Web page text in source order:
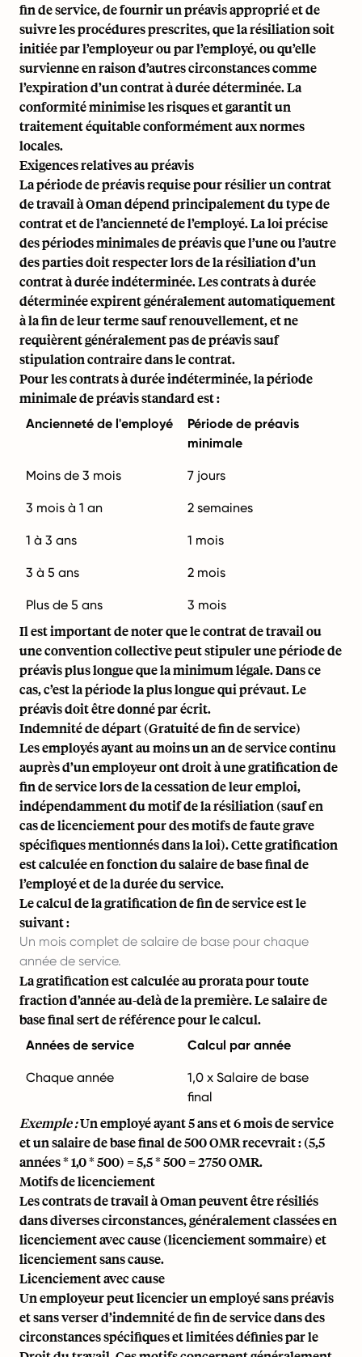
fin de service, de fournir un préavis approprié et de
suivre les procédures prescrites, que la résiliation soit
initiée par l’employeur ou par l’employé, ou qu’elle
survienne en raison d’autres circonstances comme
l’expiration d’un contrat à durée déterminée. La
conformité minimise les risques et garantit un
traitement équitable conformément aux normes
locales.
Exigences relatives au préavis
La période de préavis requise pour résilier un contrat
de travail à Oman dépend principalement du type de
contrat et de l’ancienneté de l’employé. La loi précise
des périodes minimales de préavis que l’une ou l’autre
des parties doit respecter lors de la résiliation d’un
contrat à durée indéterminée. Les contrats à durée
déterminée expirent généralement automatiquement
à la fin de leur terme sauf renouvellement, et ne
requièrent généralement pas de préavis sauf
stipulation contraire dans le contrat.
Pour les contrats à durée indéterminée, la période
minimale de préavis standard est :
Ancienneté de l'employé
Période de préavis
minimale
Moins de 3 mois 7 jours
3 mois à 1 an 2 semaines
1 à 3 ans 1 mois
3 à 5 ans 2 mois
Plus de 5 ans 3 mois
Il est important de noter que le contrat de travail ou
une convention collective peut stipuler une période de
préavis plus longue que la minimum légale. Dans ce
cas, c’est la période la plus longue qui prévaut. Le
préavis doit être donné par écrit.
Indemnité de départ (Gratuité de fin de service)
Les employés ayant au moins un an de service continu
auprès d’un employeur ont droit à une gratification de
fin de service lors de la cessation de leur emploi,
indépendamment du motif de la résiliation (sauf en
cas de licenciement pour des motifs de faute grave
spécifiques mentionnés dans la loi). Cette gratification
est calculée en fonction du salaire de base final de
l’employé et de la durée du service.
Le calcul de la gratification de fin de service est le
suivant :
Un mois complet de salaire de base pour chaque
année de service.
La gratification est calculée au prorata pour toute
fraction d’année au-delà de la première. Le salaire de
base final sert de référence pour le calcul.
Années de service Calcul par année
Chaque année
1,0 x Salaire de base
final
Exemple :Un employé ayant 5 ans et 6 mois de service
et un salaire de base final de 500 OMR recevrait : (5,5
années * 1,0 * 500) = 5,5 * 500 = 2750 OMR.
Motifs de licenciement
Les contrats de travail à Oman peuvent être résiliés
dans diverses circonstances, généralement classées en
licenciement avec cause (licenciement sommaire) et
licenciement sans cause.
Licenciement avec cause
Un employeur peut licencier un employé sans préavis
et sans verser d’indemnité de fin de service dans des
circonstances spécifiques et limitées définies par le